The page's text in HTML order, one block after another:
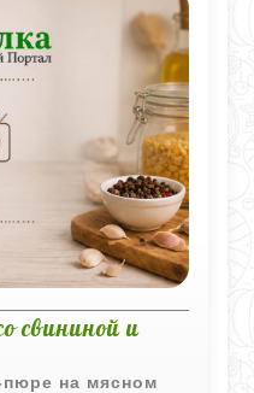
свининой и
пюре на мясном